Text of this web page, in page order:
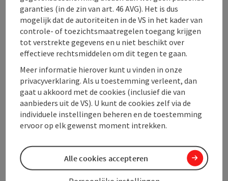
Inrichting
Prijs
Ligging
Geschiktheid
Toegankelijkheid
garanties (in de zin van art. 46 AVG). Het is dus
mogelijk dat de autoriteiten in de VS in het kader van
controle- of toezichtsmaatregelen toegang krijgen
tot verstrekte gegevens en u niet beschikt over
effectieve rechtsmiddelen om dit tegen te gaan.
Meer informatie hierover kunt u vinden in onze
privacyverklaring. Als u toestemming verleent, dan
gaat u akkoord met de cookies (inclusief die van
aanbieders uit de VS). U kunt de cookies zelf via de
individuele instellingen beheren en de toestemming
ervoor op elk gewenst moment intrekken.
Alle cookies accepteren